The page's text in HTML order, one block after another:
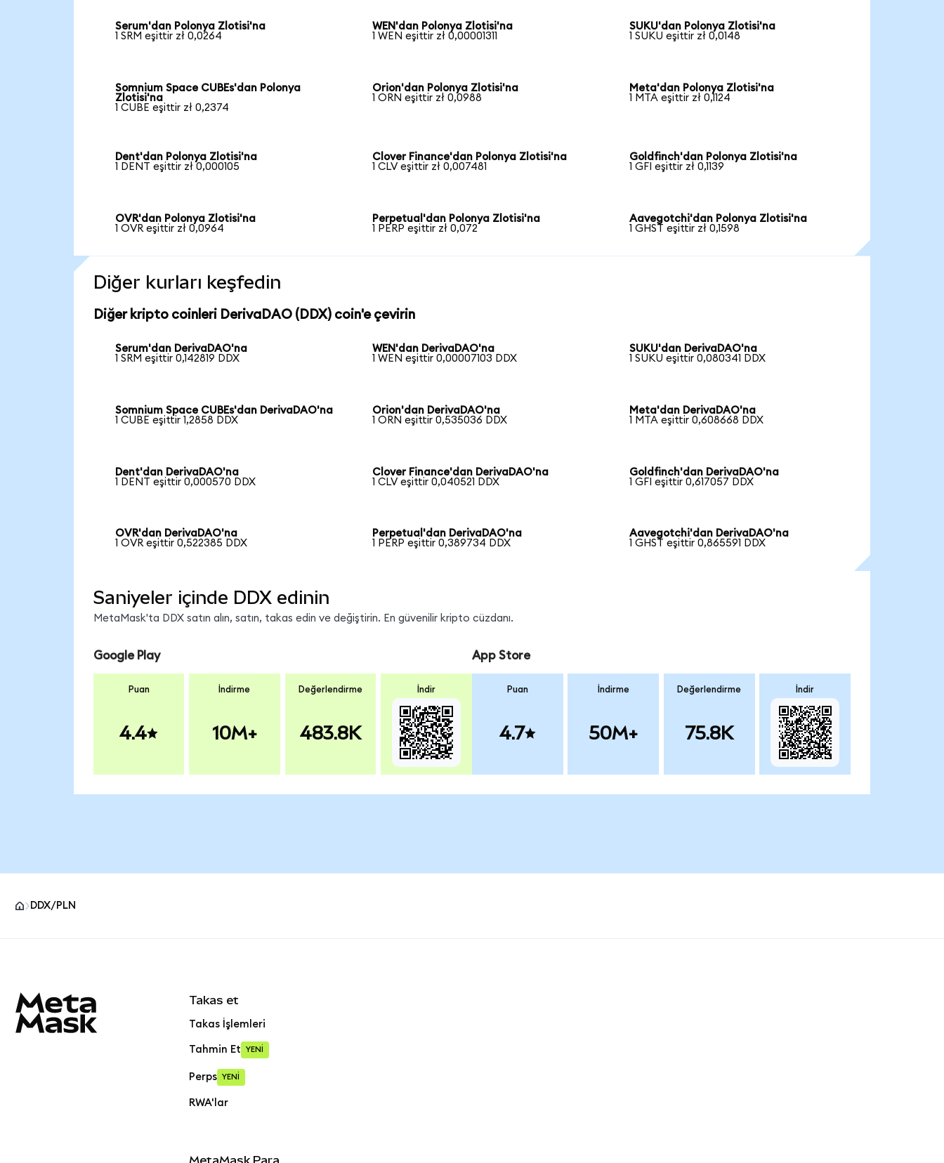
Serum'dan Polonya Zlotisi'na
1 SRM eşittir zł 0,0264
WEN'dan Polonya Zlotisi'na
1 WEN eşittir zł 0,00001311
SUKU'dan Polonya Zlotisi'na
1 SUKU eşittir zł 0,0148
Somnium Space CUBEs'dan Polonya
Zlotisi'na
1 CUBE eşittir zł 0,2374
Orion'dan Polonya Zlotisi'na
1 ORN eşittir zł 0,0988
Meta'dan Polonya Zlotisi'na
1 MTA eşittir zł 0,1124
Dent'dan Polonya Zlotisi'na
1 DENT eşittir zł 0,000105
Clover Finance'dan Polonya Zlotisi'na
1 CLV eşittir zł 0,007481
Goldfinch'dan Polonya Zlotisi'na
1 GFI eşittir zł 0,1139
OVR'dan Polonya Zlotisi'na
1 OVR eşittir zł 0,0964
Perpetual'dan Polonya Zlotisi'na
1 PERP eşittir zł 0,072
Aavegotchi'dan Polonya Zlotisi'na
1 GHST eşittir zł 0,1598
Diğer kurları keşfedin
Diğer kripto coinleri DerivaDAO (DDX) coin'e çevirin
Serum'dan DerivaDAO'na
1 SRM eşittir 0,142819 DDX
WEN'dan DerivaDAO'na
1 WEN eşittir 0,00007103 DDX
SUKU'dan DerivaDAO'na
1 SUKU eşittir 0,080341 DDX
Somnium Space CUBEs'dan DerivaDAO'na
1 CUBE eşittir 1,2858 DDX
Orion'dan DerivaDAO'na
1 ORN eşittir 0,535036 DDX
Meta'dan DerivaDAO'na
1 MTA eşittir 0,608668 DDX
Dent'dan DerivaDAO'na
1 DENT eşittir 0,000570 DDX
Clover Finance'dan DerivaDAO'na
1 CLV eşittir 0,040521 DDX
Goldfinch'dan DerivaDAO'na
1 GFI eşittir 0,617057 DDX
OVR'dan DerivaDAO'na
1 OVR eşittir 0,522385 DDX
Perpetual'dan DerivaDAO'na
1 PERP eşittir 0,389734 DDX
Aavegotchi'dan DerivaDAO'na
1 GHST eşittir 0,865591 DDX
Saniyeler içinde DDX edinin
MetaMask'ta DDX satın alın, satın, takas edin ve değiştirin. En güvenilir kripto cüzdanı.
Google Play
Puan
4.4
İndirme
10M+
Değerlendirme
483.8K
İndir
App Store
Puan
4.7
İndirme
50M+
Değerlendirme
75.8K
İndir
DDX/PLN
Takas et
Takas İşlemleri
Tahmin Et YENİ
Perps YENİ
RWA'lar